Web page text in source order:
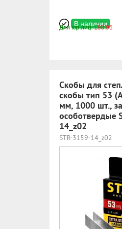
В наличии
Для юр.лиц:188.95
Скобы для
скобы тип 53
мм, 1000 шт.,
особотвердые
14_z02
STR-3159-14_z02